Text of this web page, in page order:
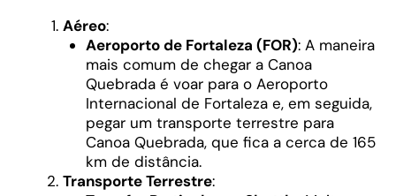
Aéreo:
Aeroporto de Fortaleza (FOR): A maneira
mais comum de chegar a Canoa
Quebrada é voar para o Aeroporto
Internacional de Fortaleza e, em seguida,
pegar um transporte terrestre para
Canoa Quebrada, que fica a cerca de 165
km de distância.
Transporte Terrestre: